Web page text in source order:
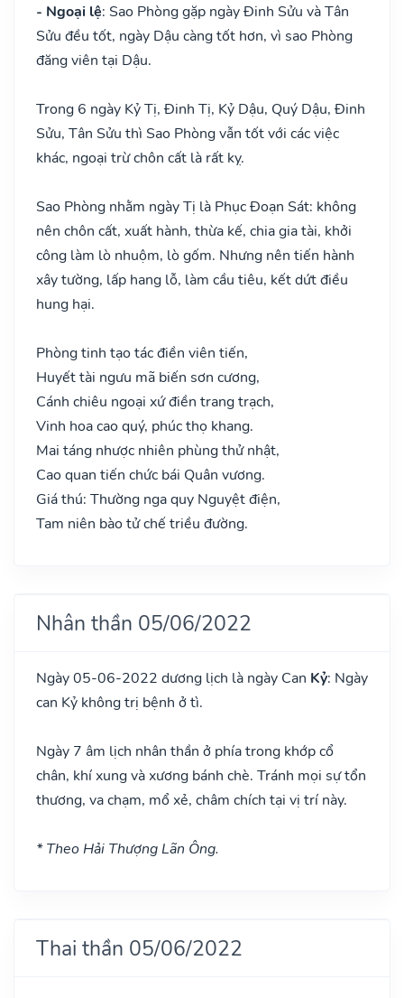
- Ngoại lệ: Sao Phòng gặp ngày Đinh Sửu và Tân
Sửu đều tốt, ngày Dậu càng tốt hơn, vì sao Phòng
đăng viên tại Dậu.
Trong 6 ngày Kỷ Tị, Đinh Tị, Kỷ Dậu, Quý Dậu, Đinh
Sửu, Tân Sửu thì Sao Phòng vẫn tốt với các việc
khác, ngoại trừ chôn cất là rất kỵ.
Sao Phòng nhằm ngày Tị là Phục Đoạn Sát: không
nên chôn cất, xuất hành, thừa kế, chia gia tài, khởi
công làm lò nhuộm, lò gốm. Nhưng nên tiến hành
xây tường, lấp hang lỗ, làm cầu tiêu, kết dứt điều
hung hại.
Phòng tinh tạo tác điền viên tiến,
Huyết tài ngưu mã biến sơn cương,
Cánh chiêu ngoại xứ điền trang trạch,
Vinh hoa cao quý, phúc thọ khang.
Mai táng nhược nhiên phùng thử nhật,
Cao quan tiến chức bái Quân vương.
Giá thú: Thường nga quy Nguyệt điện,
Tam niên bào tử chế triều đường.
Nhân thần 05/06/2022
Ngày 05-06-2022 dương lịch là ngày Can Kỷ: Ngày
can Kỷ không trị bệnh ở tì.
Ngày 7 âm lịch nhân thần ở phía trong khớp cổ
chân, khí xung và xương bánh chè. Tránh mọi sự tổn
thương, va chạm, mổ xẻ, châm chích tại vị trí này.
* Theo Hải Thượng Lãn Ông.
Thai thần 05/06/2022